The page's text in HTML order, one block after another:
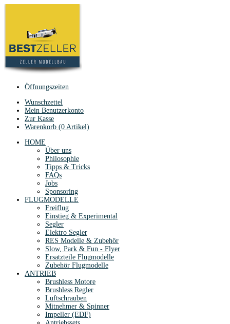
Öffnungszeiten
Wunschzettel
Mein Benutzerkonto
Zur Kasse
Warenkorb (0 Artikel)
HOME
Über uns
Philosophie
Tipps & Tricks
FAQs
Jobs
Sponsoring
FLUGMODELLE
Freiflug
Einstieg & Experimental
Segler
Elektro Segler
RES Modelle & Zubehör
Slow, Park & Fun - Flyer
Ersatzteile Flugmodelle
Zubehör Flugmodelle
ANTRIEB
Brushless Motore
Brushless Regler
Luftschrauben
Mitnehmer & Spinner
Impeller (EDF)